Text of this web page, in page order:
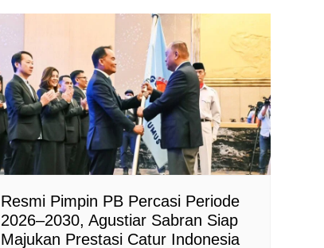
Resmi Pimpin PB Percasi Periode
2026–2030, Agustiar Sabran Siap
Majukan Prestasi Catur Indonesia